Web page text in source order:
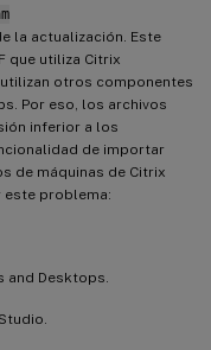
la actualización. Este
que utiliza Citrix
otros componentes
Por eso, los archivos
inferior a los
de importar
de máquinas de Citrix
este problema:
and Desktops.